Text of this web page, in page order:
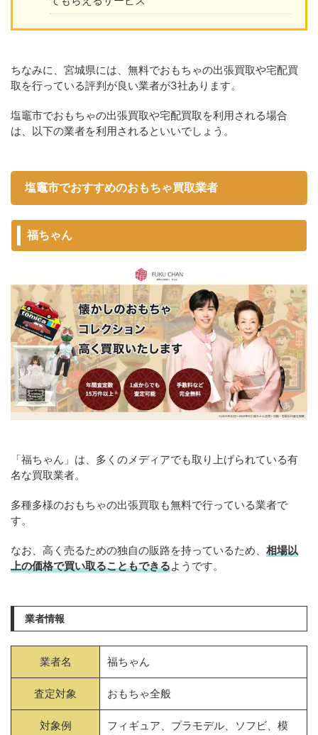
ちなみに、宮城県には、無料でおもちゃの出張買取や宅配買
取を行っている評判が良い業者が3社あります。
塩竈市でおもちゃの出張買取や宅配買取を利用される場合
は、以下の業者を利用されるといいでしょう。
塩竈市でおすすめのおもちゃ買取業者
福ちゃん
「福ちゃん」は、多くのメディアでも取り上げられている有
名な買取業者。
多種多様のおもちゃの出張買取も無料で行っている業者で
す。
なお、高く売るための独自の販路を持っているため、 相場以
上の価格で買い取ることもできるようです。
業者情報
業者名 福ちゃん
査定対象 おもちゃ全般
対象例
フィギュア、プラモデル、ソフビ、模